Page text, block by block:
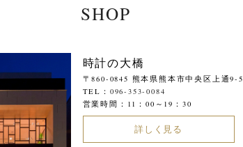
SHOP
時計の大橋
〒860-0845 熊本県熊本市中央区上通9-5
TEL： 096-353-0084
営業時間：11：00～19：30
詳しく見る